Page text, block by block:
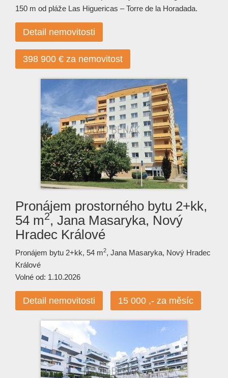
150 m od pláže Las Higuericas – Torre de la Horadada.
Detail nemovitosti
398 900 € za nemovitost
Pronájem prostorného bytu 2+kk,
54 m2, Jana Masaryka, Nový
Hradec Králové
Pronájem bytu 2+kk, 54 m2, Jana Masaryka, Nový Hradec
Králové
Volné od: 1.10.2026
Detail nemovitosti 15 000 ,- za měsíc